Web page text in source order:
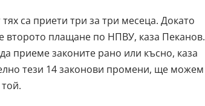
са приети три за три месеца. Докато
второто плащане по НПВУ, каза Пеканов.
приеме законите рано или късно, каза
тези 14 законови промени, ще можем